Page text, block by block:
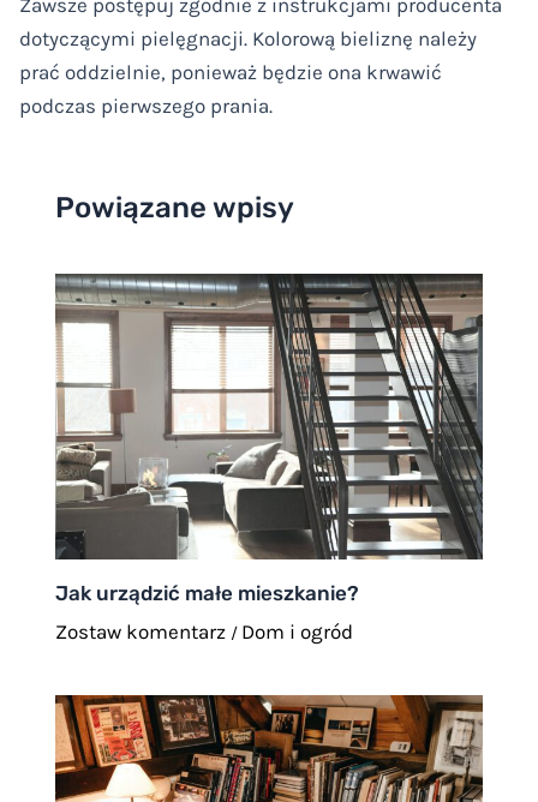
dotyczącymi pielęgnacji. Kolorową bieliznę należy
prać oddzielnie, ponieważ będzie ona krwawić
podczas pierwszego prania.
Powiązane wpisy
Jak urządzić małe mieszkanie?
Zostaw komentarz / Dom i ogród